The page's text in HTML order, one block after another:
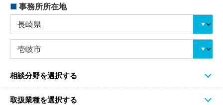
■ 事務所所在地
相談分野を選択する
取扱業種を選択する